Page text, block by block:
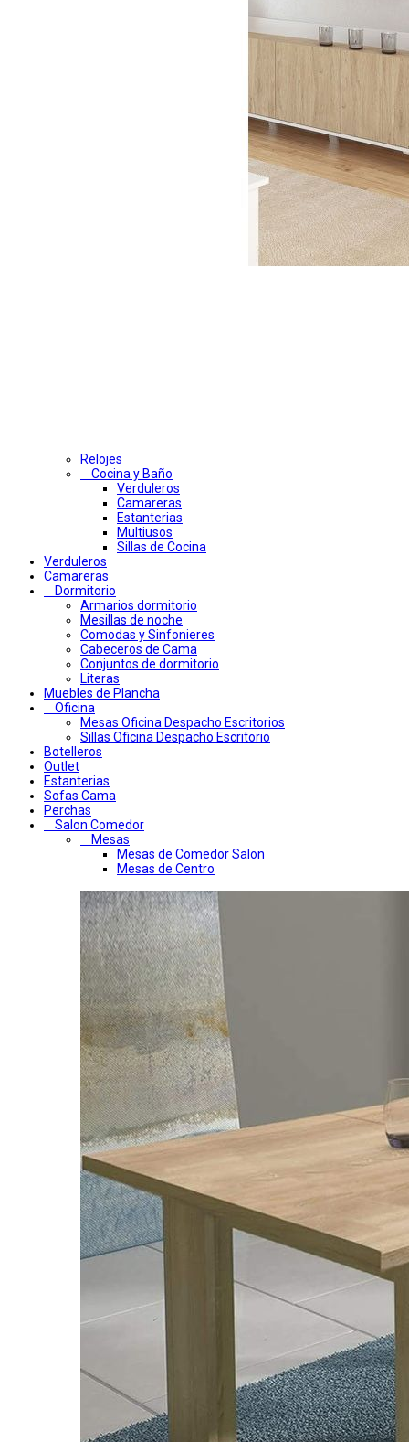
Relojes
Cocina y Baño
Verduleros
Camareras
Estanterias
Multiusos
Sillas de Cocina
Verduleros
Camareras
Dormitorio
Armarios dormitorio
Mesillas de noche
Comodas y Sinfonieres
Cabeceros de Cama
Conjuntos de dormitorio
Literas
Muebles de Plancha
Oficina
Mesas Oficina Despacho Escritorios
Sillas Oficina Despacho Escritorio
Botelleros
Outlet
Estanterias
Sofas Cama
Perchas
Salon Comedor
Mesas
Mesas de Comedor Salon
Mesas de Centro